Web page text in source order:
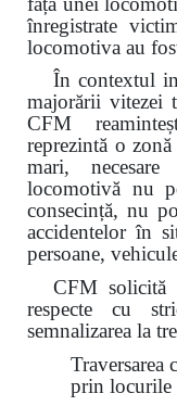
înregistrate
locomotiva au
În contextul
majorării vitezei
CFM
reprezintă o
mari,
locomotivă nu
consecință, nu
accidentelor în
persoane,
CFM solicită
respecte cu
semnalizarea la
Traversarea
prin locurile